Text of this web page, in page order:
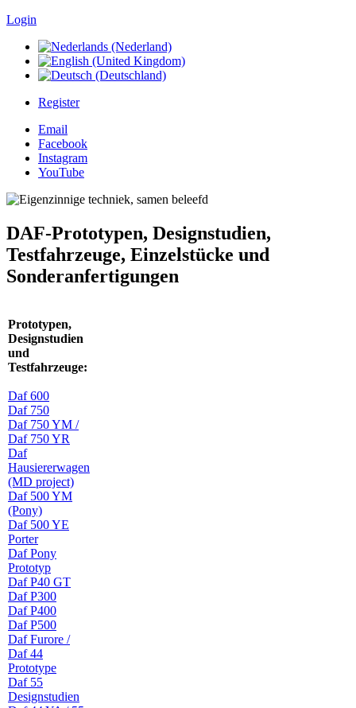
Login
Register
Email
Facebook
Instagram
YouTube
DAF-Prototypen, Designstudien,
Testfahrzeuge, Einzelstücke und
Sonderanfertigungen
Prototypen,
Designstudien
und
Testfahrzeuge:
Daf 600
Daf 750
Daf 750 YM /
Daf 750 YR
Daf
Hausiererwagen
(MD project)
Daf 500 YM
(Pony)
Daf 500 YE
Porter
Daf Pony
Prototyp
Daf P40 GT
Daf P300
Daf P400
Daf P500
Daf Furore /
Daf 44
Prototype
Daf 55
Designstudien